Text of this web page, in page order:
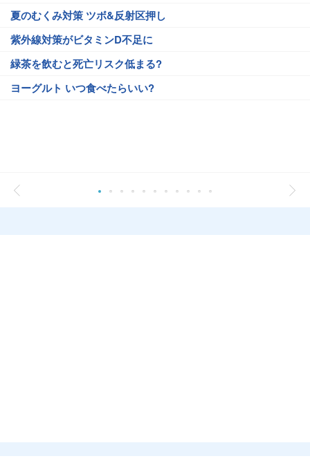
夏のむくみ対策 ツボ&反射区押し
紫外線対策がビタミンD不足に
緑茶を飲むと死亡リスク低まる?
ヨーグルト いつ食べたらいい?